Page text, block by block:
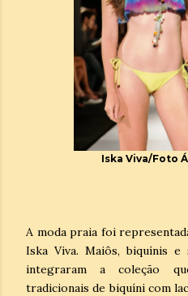
Iska Viva/Foto
A moda praia foi
Iska Viva. Maiôs, biquínis e
integraram a coleção
tradicionais de biquíni com